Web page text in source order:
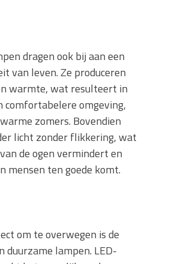
dragen ook bij aan een
van leven. Ze produceren
warmte, wat resulteert in
comfortabelere omgeving,
zomers. Bovendien
licht zonder flikkering, wat
de ogen vermindert en
mensen ten goede komt.
om te overwegen is de
lampen. LED-